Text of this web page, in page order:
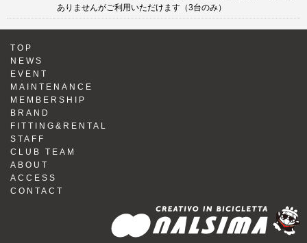
ありませんがご利用いただけます（3台のみ）
TOP
NEWS
EVENT
MAINTENANCE
MEMBERSHIP
BRAND
FITTING&RENTAL
STAFF
CLUB TEAM
ABOUT
ACCESS
CONTACT